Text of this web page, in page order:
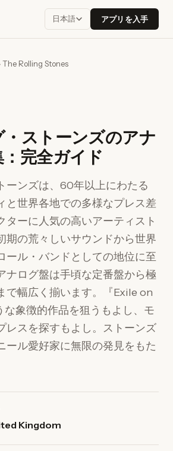
日本語 アプリを入手
The Rolling Stones
・ストーンズのアナ
完全ガイド
ーンズは、60年以上にわたる
と世界各地での多様なプレス差
ターに人気の高いアーティスト
期の荒々しいサウンドから世界
ール・バンドとしての地位に至
ナログ盤は手頃な定番盤から極
で幅広く揃います。『Exile on
象徴的作品を狙うもよし、モ
レスを探すもよし。ストーンズ
ール愛好家に無限の発見をもた
Kingdom